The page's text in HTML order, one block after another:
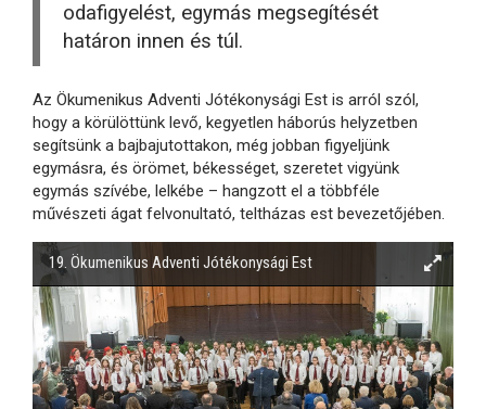
odafigyelést, egymás megsegítését
határon innen és túl.
Az Ökumenikus Adventi Jótékonysági Est is arról szól,
hogy a körülöttünk levő, kegyetlen háborús helyzetben
segítsünk a bajbajutottakon, még jobban figyeljünk
egymásra, és örömet, békességet, szeretet vigyünk
egymás szívébe, lelkébe – hangzott el a többféle
művészeti ágat felvonultató, teltházas est bevezetőjében.
19. Ökumenikus Adventi Jótékonysági Est